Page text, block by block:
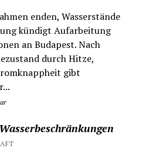
enden, Wasserstände
kündigt Aufarbeitung
an Budapest. Nach
durch Hitze,
gibt